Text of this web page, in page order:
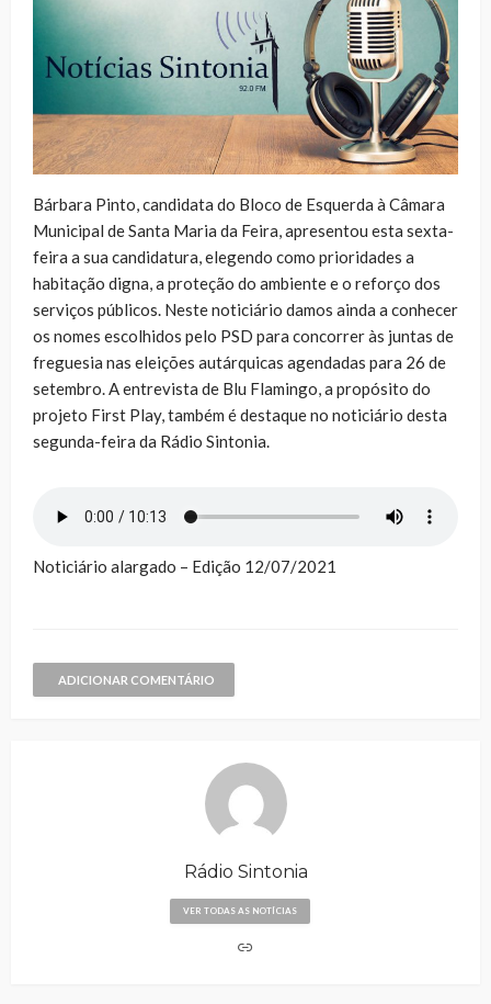
Bárbara Pinto, candidata do Bloco de Esquerda à Câmara
Municipal de Santa Maria da Feira, apresentou esta sexta-
feira a sua candidatura, elegendo como prioridades a
habitação digna, a proteção do ambiente e o reforço dos
serviços públicos. Neste noticiário damos ainda a conhecer
os nomes escolhidos pelo PSD para concorrer às juntas de
freguesia nas eleições autárquicas agendadas para 26 de
setembro. A entrevista de Blu Flamingo, a propósito do
projeto First Play, também é destaque no noticiário desta
segunda-feira da Rádio Sintonia.
Noticiário alargado – Edição 12/07/2021
ADICIONAR COMENTÁRIO
Rádio Sintonia
VER TODAS AS NOTÍCIAS